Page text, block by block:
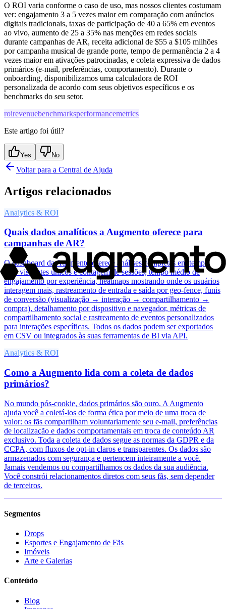
O ROI varia conforme o caso de uso, mas nossos clientes costumam
ver: engajamento 3 a 5 vezes maior em comparação com anúncios
digitais tradicionais, taxas de participação de 40 a 65% em eventos
ao vivo, aumento de 25 a 35% nas menções em redes sociais
durante campanhas de AR, receita adicional de $55 a $105 milhões
por campanha musical de grande porte, tempo de permanência 2 a 4
vezes maior em ativações patrocinadas, e coleta expressiva de dados
primários (e-mail, preferências, comportamento). Durante o
onboarding, disponibilizamos uma calculadora de ROI
personalizada de acordo com seus objetivos específicos e os
benchmarks do seu setor.
roirevenuebenchmarksperformancemetrics
Este artigo foi útil?
Yes No
Voltar para a Central de Ajuda
Artigos relacionados
Analytics & ROI
Quais dados analíticos a Augmento oferece para
campanhas de AR?
O dashboard da Augmento oferece análises completas em tempo
real: visitantes únicos e contagem de sessões, tempo médio de
engajamento por experiência, heatmaps mostrando onde os usuários
interagem mais, rastreamento de entrada e saída por geo-fence, funis
de conversão (visualização → interação → compartilhamento →
compra), detalhamento por dispositivo e navegador, métricas de
compartilhamento social e rastreamento de eventos personalizados
para interações específicas. Todos os dados podem ser exportados
em CSV ou integrados às suas ferramentas de BI via API.
Analytics & ROI
Como a Augmento lida com a coleta de dados
primários?
No mundo pós-cookie, dados primários são ouro. A Augmento
ajuda você a coletá-los de forma ética por meio de uma troca de
valor: os fãs compartilham voluntariamente seu e-mail, preferências
de localização e dados comportamentais em troca de conteúdo AR
exclusivo. Toda a coleta de dados segue as normas da GDPR e da
CCPA, com fluxos de opt-in claros e transparentes. Os dados são
armazenados com segurança e pertencem inteiramente a você.
Jamais vendemos ou compartilhamos os dados da sua audiência.
Você constrói relacionamentos diretos com seus fãs, sem depender
de terceiros.
Segmentos
Drops
Esportes e Engajamento de Fãs
Imóveis
Arte e Galerias
Conteúdo
Blog